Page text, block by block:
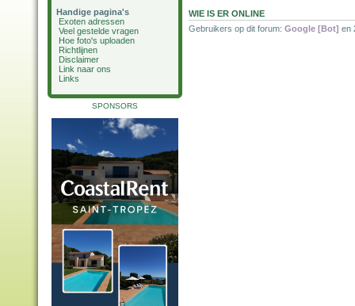
Handige pagina's
Exoten adressen
Veel gestelde vragen
Hoe foto's uploaden
Richtlijnen
Disclaimer
Link naar ons
Links
SPONSORS
WIE IS ER ONLINE
Gebruikers op dit forum: Google [Bot] en